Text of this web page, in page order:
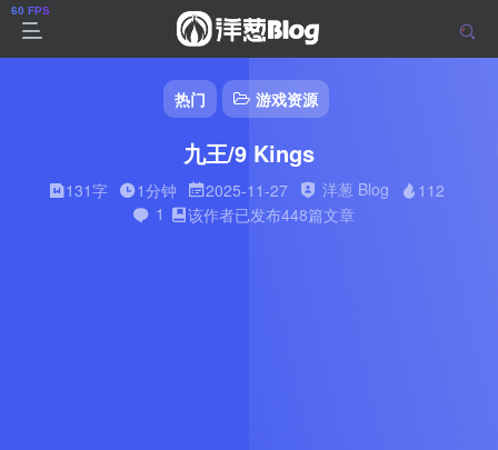
热门 游戏资源
九王/9 Kings
131字 1分钟 2025-11-27 洋葱 Blog
112
1
该作者已发布448篇文章